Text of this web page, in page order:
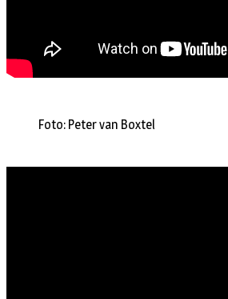
Foto: Peter van Boxtel